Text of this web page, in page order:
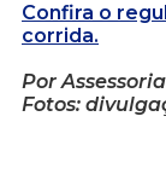
Confira o
corrida.
Por
Fotos: